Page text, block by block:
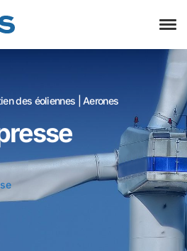
des éoliennes | Aerones